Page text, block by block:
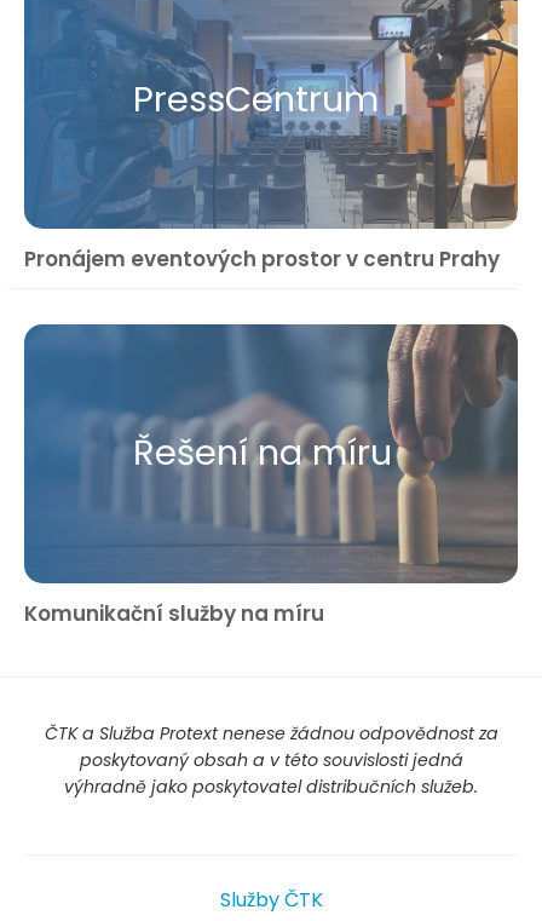
Press​Centrum
Pronájem eventových prostor v centru Prahy
Řešení na míru
Komunikační služby na míru
ČTK a Služba Protext nenese žádnou odpovědnost za
poskytovaný obsah a v této souvislosti jedná
výhradně jako poskytovatel distribučních služeb.
Služby ČTK